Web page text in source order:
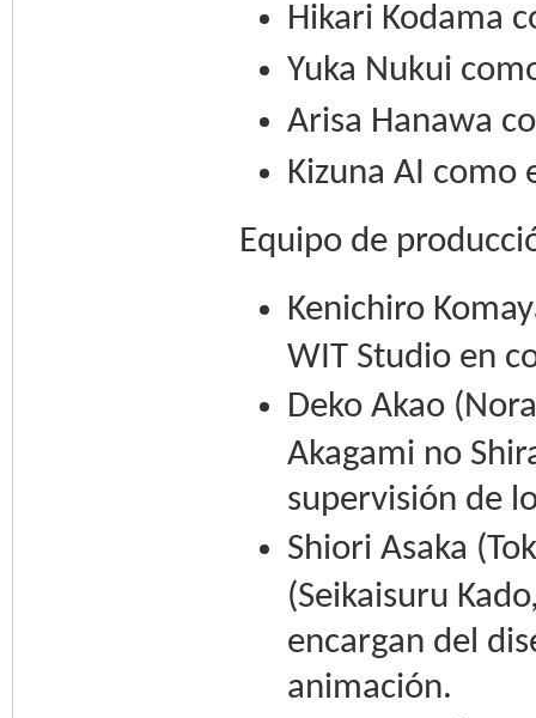
Hikari Kodama
Yuka Nukui
Arisa Hanawa
Kizuna AI como
Equipo de
Kenichiro
WIT Studio en
Deko Akao
Akagami no
supervisión de
Shiori Asaka
(Seikaisuru
encargan del
animación.